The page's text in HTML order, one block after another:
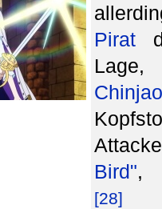
Pirat
Bird",
[28]